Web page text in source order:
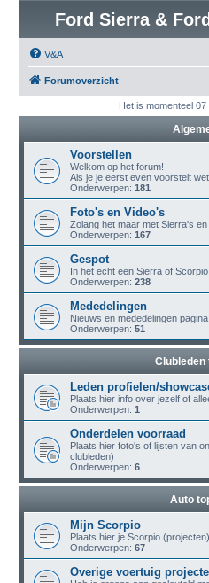
Ford Sierra &
V&A
Forumoverzicht
Het is momenteel
Voorstellen
Welkom op het forum!
Als je je eerst even voorstelt
Onderwerpen: 181
Foto's en Video's
Zolang het maar met Sierra's
Onderwerpen: 167
Gespot
In het echt een Sierra of
Onderwerpen: 238
Mededelingen
Nieuws en mededelingen pagina!
Onderwerpen: 51
Clubleden
Leden profielen/
Plaats hier info over jezelf of
Onderwerpen: 1
Onderdelen voorraad
Plaats hier foto's of lijsten van
clubleden)
Onderwerpen: 6
Auto
Mijn Scorpio
Plaats hier je Scorpio (projecten)
Onderwerpen: 67
Overige voertuig